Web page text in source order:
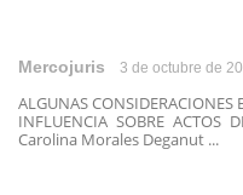
Mercojuris 3 de octubre de
ALGUNAS CONSIDERACIONES
INFLUENCIA SOBRE ACTOS
Carolina Morales Deganut ...